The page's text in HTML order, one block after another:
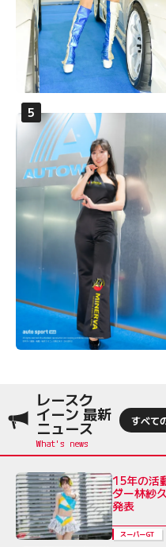
レースク
イーン 最新
ニュース すべて
15年の活
ダー林紗
発表
スーパーGT